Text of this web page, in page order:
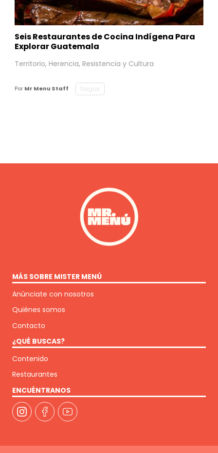
Seis Restaurantes de Cocina Indígena Para
Explorar Guatemala
Territorio, Herencia, Resistencia y Cultura
Por Mr Menu Staff Seguir
MÁS SOBRE MISTER MENÚ
Anúnciate con nosotros
Quiénes somos
Contacto
¿QUÉ BUSCAS?
Contenido
Restaurantes
ENCUÉNTRANOS